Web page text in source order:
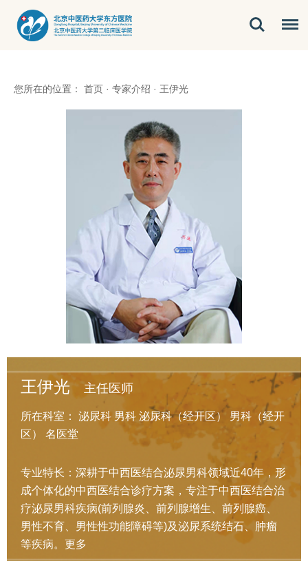
您所在的位置： 首页 · 专家介绍 · 王伊光
王伊光 主任医师
所在科室： 泌尿科 男科 泌尿科（经开区） 男科（经开
区）
名医堂
专业特长：深耕于中西医结合泌尿男科领域近40年，形
成个体化的中西医结合诊疗方案，专注于中西医结合治
疗泌尿男科疾病(前列腺炎、前列腺增生、前列腺癌、
男性不育、男性性功能障碍等)及泌尿系统结石、肿瘤
等疾病。 更多